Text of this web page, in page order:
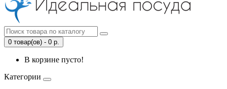
0 товар(ов) - 0 р.
В корзине пусто!
Категории